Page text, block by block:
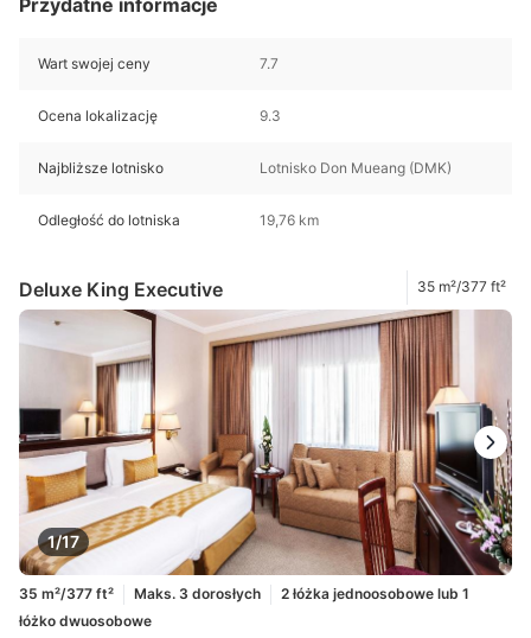
Wart swojej ceny 7.7
Ocena lokalizację 9.3
Najbliższe lotnisko Lotnisko Don Mueang (DMK)
Odległość do lotniska 19,76 km
Deluxe King Executive 35 m²/377 ft²
1/17
35 m²/377 ft² Maks. 3 dorosłych
2 łóżka jednoosobowe lub 1
łóżko dwuosobowe